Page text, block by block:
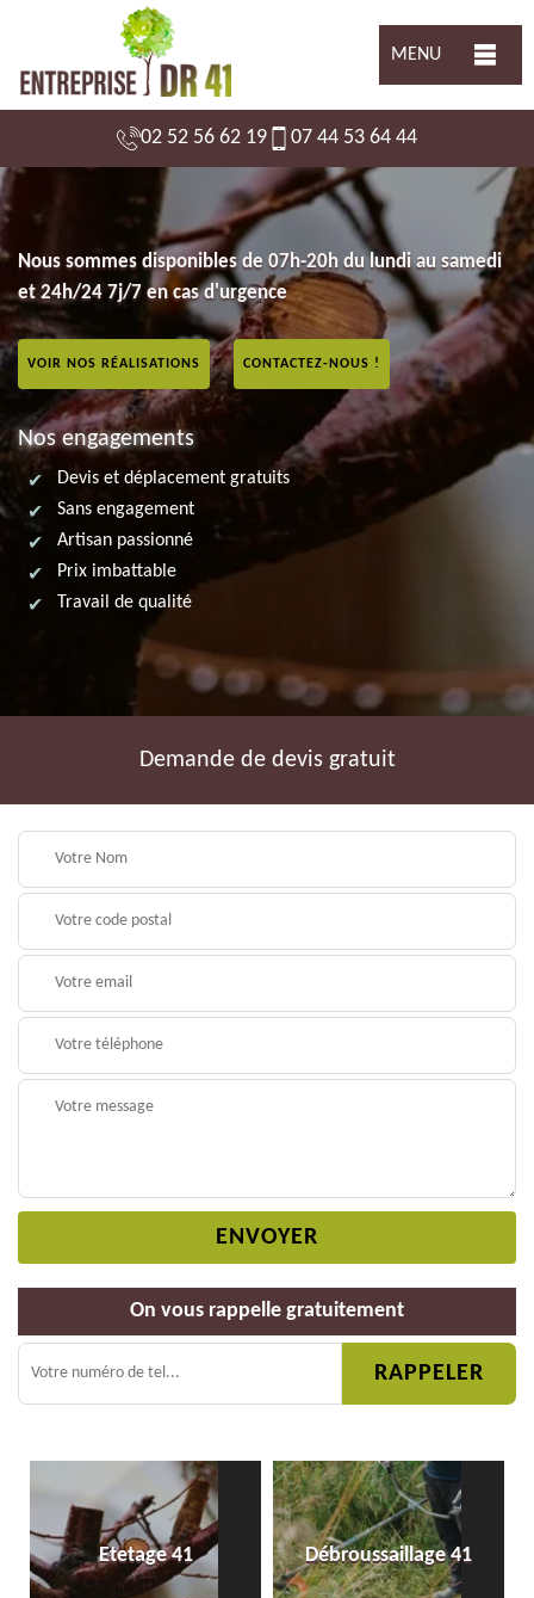
MENU
02 52 56 62 19 07 44 53 64 44
Nous sommes disponibles de 07h-20h du lundi au samedi
et 24h/24 7j/7 en cas d'urgence
VOIR NOS RÉALISATIONS CONTACTEZ-NOUS !
Nos engagements
Devis et déplacement gratuits
Sans engagement
Artisan passionné
Prix imbattable
Travail de qualité
Demande de devis gratuit
On vous rappelle gratuitement
Etetage 41 Débroussaillage 41